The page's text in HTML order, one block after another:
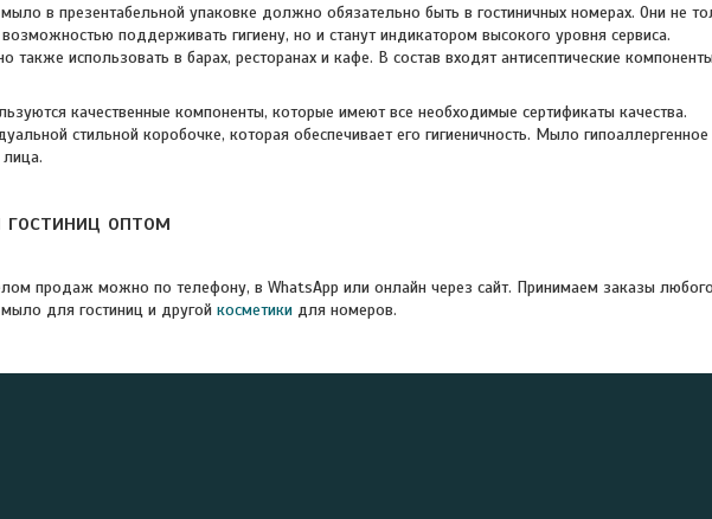
в презентабельной упаковке должно обязательно быть в гостиничных номерах. Они не
поддерживать гигиену, но и станут индикатором высокого уровня сервиса.
также использовать в барах, ресторанах и кафе. В состав входят антисептические
качественные компоненты, которые имеют все необходимые сертификаты качества.
стильной коробочке, которая обеспечивает его гигиеничность. Мыло гипоаллергенное
оптом
продаж можно по телефону, в WhatsApp или онлайн через сайт. Принимаем заказы любого
для гостиниц и другой косметики для номеров.